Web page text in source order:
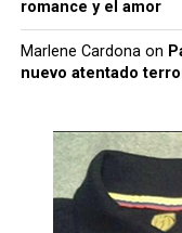
romance y el amor
Marlene Cardonaon
nuevo atentado